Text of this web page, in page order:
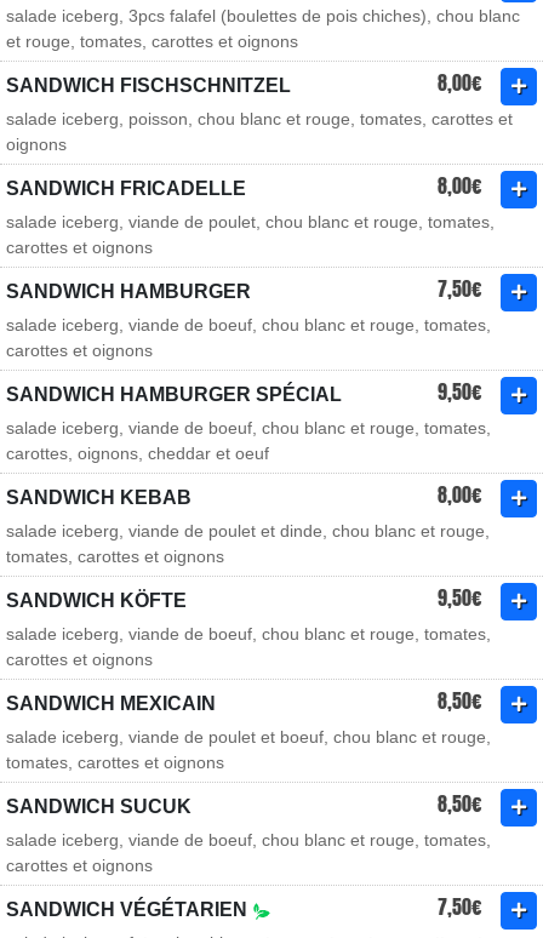
salade iceberg, 3pcs falafel (boulettes de pois chiches), chou blanc
et rouge, tomates, carottes et oignons
SANDWICH FISCHSCHNITZEL 8,00€
salade iceberg, poisson, chou blanc et rouge, tomates, carottes et
oignons
SANDWICH FRICADELLE 8,00€
salade iceberg, viande de poulet, chou blanc et rouge, tomates,
carottes et oignons
SANDWICH HAMBURGER 7,50€
salade iceberg, viande de boeuf, chou blanc et rouge, tomates,
carottes et oignons
SANDWICH HAMBURGER SPÉCIAL 9,50€
salade iceberg, viande de boeuf, chou blanc et rouge, tomates,
carottes, oignons, cheddar et oeuf
SANDWICH KEBAB 8,00€
salade iceberg, viande de poulet et dinde, chou blanc et rouge,
tomates, carottes et oignons
SANDWICH KÖFTE 9,50€
salade iceberg, viande de boeuf, chou blanc et rouge, tomates,
carottes et oignons
SANDWICH MEXICAIN 8,50€
salade iceberg, viande de poulet et boeuf, chou blanc et rouge,
tomates, carottes et oignons
SANDWICH SUCUK 8,50€
salade iceberg, viande de boeuf, chou blanc et rouge, tomates,
carottes et oignons
SANDWICH VÉGÉTARIEN 7,50€